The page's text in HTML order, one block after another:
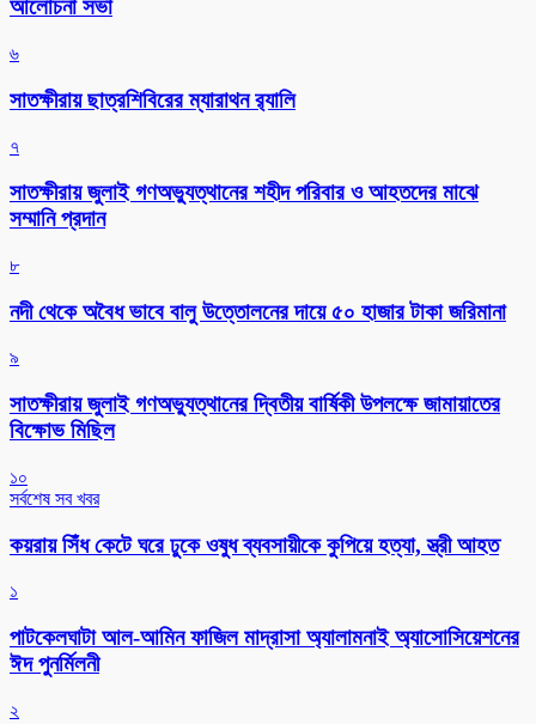
আলোচনা সভা
৬
সাতক্ষীরায় ছাত্রশিবিরের ম্যারাথন র‌্যালি
৭
সাতক্ষীরায় জুলাই গণঅভ্যুত্থানের শহীদ পরিবার ও আহতদের মাঝে
সম্মানি প্রদান
৮
নদী থেকে অবৈধ ভাবে বালু উত্তোলনের দায়ে ৫০ হাজার টাকা জরিমানা
৯
সাতক্ষীরায় জুলাই গণঅভ্যুত্থানের দ্বিতীয় বার্ষিকী উপলক্ষে জামায়াতের
বিক্ষোভ মিছিল
১০
সর্বশেষ সব খবর
কয়রায় সিঁধ কেটে ঘরে ঢুকে ওষুধ ব্যবসায়ীকে কুপিয়ে হত্যা, স্ত্রী আহত
১
পাটকেলঘাটা আল-আমিন ফাজিল মাদ্রাসা অ্যালামনাই অ্যাসোসিয়েশনের
ঈদ পুনর্মিলনী
২